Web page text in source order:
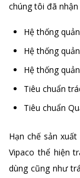
chúng tôi đã
Hệ thống
Hệ thống
Hệ thống
Tiêu chuẩn
Tiêu chuẩn
Hạn chế sản
Vipaco thể hiện
dùng cũng như